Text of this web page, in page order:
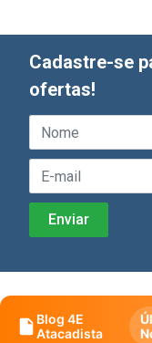
Cadastre-se
ofertas!
Blog 4E
Atacadista